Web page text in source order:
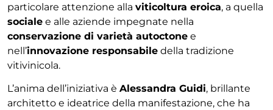
particolare attenzione alla viticoltura eroica, a quella
sociale e alle aziende impegnate nella
conservazione di varietà autoctone e
nell’innovazione responsabile della tradizione
vitivinicola.
L’anima dell’iniziativa è Alessandra Guidi, brillante
architetto e ideatrice della manifestazione, che ha